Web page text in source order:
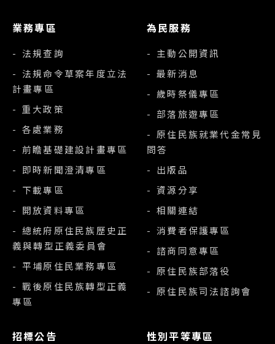
業務專區
- 法規查詢
- 法規命令草案年度立法
計畫專區
- 重大政策
- 各處業務
- 前瞻基礎建設計畫專區
- 即時新聞澄清專區
- 下載專區
- 開放資料專區
- 總統府原住民族歷史正
義與轉型正義委員會
- 平埔原住民業務專區
- 戰後原住民族轉型正義
專區
為民服務
- 主動公開資訊
- 最新消息
- 歲時祭儀專區
- 部落旅遊專區
- 原住民族就業代金常見
問答
- 出版品
- 資源分享
- 相關連結
- 消費者保護專區
- 諮商同意專區
- 原住民族部落役
- 原住民族司法諮詢會
招標公告 性別平等專區